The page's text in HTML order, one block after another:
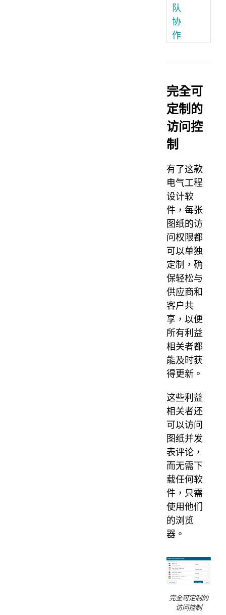
队
协
作
完全可
定制的
访问控
制
有了这款
电气工程
设计软
件，每张
图纸的访
问权限都
可以单独
定制，确
保轻松与
供应商和
客户共
享，以便
所有利益
相关者都
能及时获
得更新。
这些利益
相关者还
可以访问
图纸并发
表评论，
而无需下
载任何软
件，只需
使用他们
的浏览
器。
完全可定制的
访问控制